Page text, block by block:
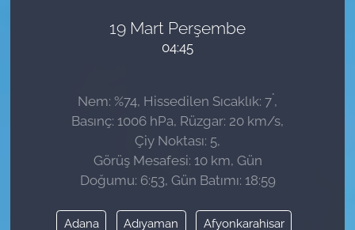
19 Mart Perşembe
04:45
Nem: %74, Hissedilen Sıcaklık: 7°,
Basınç: 1006 hPa, Rüzgar: 20 km/s,
Çiy Noktası: 5,
Görüş Mesafesi: 10 km, Gün
Doğumu: 6:53, Gün Batımı: 18:59
Adana Adıyaman Afyonkarahisar